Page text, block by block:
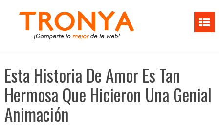
Esta Historia De Amor Es Tan
Hermosa Que Hicieron Una Genial
Animación